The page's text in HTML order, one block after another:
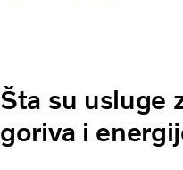
Šta su usluge
goriva i